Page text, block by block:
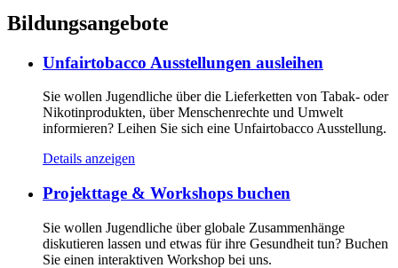
Bildungsangebote
Unfairtobacco Ausstellungen ausleihen
Sie wollen Jugendliche über die Lieferketten von Tabak- oder
Nikotinprodukten, über Menschenrechte und Umwelt
informieren? Leihen Sie sich eine Unfairtobacco Ausstellung.
Details anzeigen
Projekttage & Workshops buchen
Sie wollen Jugendliche über globale Zusammenhänge
diskutieren lassen und etwas für ihre Gesundheit tun? Buchen
Sie einen interaktiven Workshop bei uns.